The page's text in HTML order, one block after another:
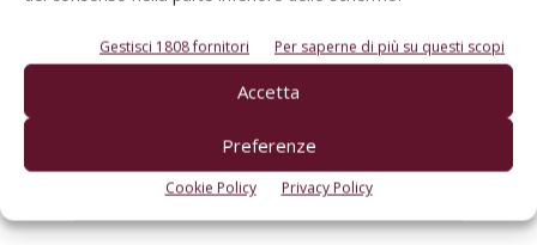
Gestisci 1808 fornitori Per saperne di più su questi scopi
Accetta
Preferenze
Cookie Policy Privacy Policy
E-magazine
Tecniche, prodotti e servizi dalle aziende